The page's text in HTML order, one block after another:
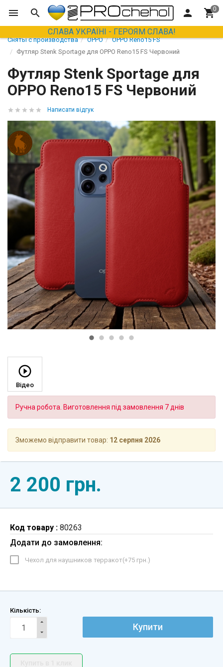
СЛАВА УКРАЇНІ - ГЕРОЯМ СЛАВА!
Сняты с производства OPPO
OPPO Reno15 FS
Футляр Stenk Sportage для OPPO Reno15 FS Червоний
Футляр Stenk Sportage для
OPPO Reno15 FS Червоний
Написати відгук
Відео
Ручна робота. Виготовлення під замовлення 7 днів
Зможемо відправити товар: 12 серпня 2026
2 200 грн.
Код товару : 80263
Додати до замовлення:
Чехол для наушников терракот(+75 грн.)
Кількість:
Купити